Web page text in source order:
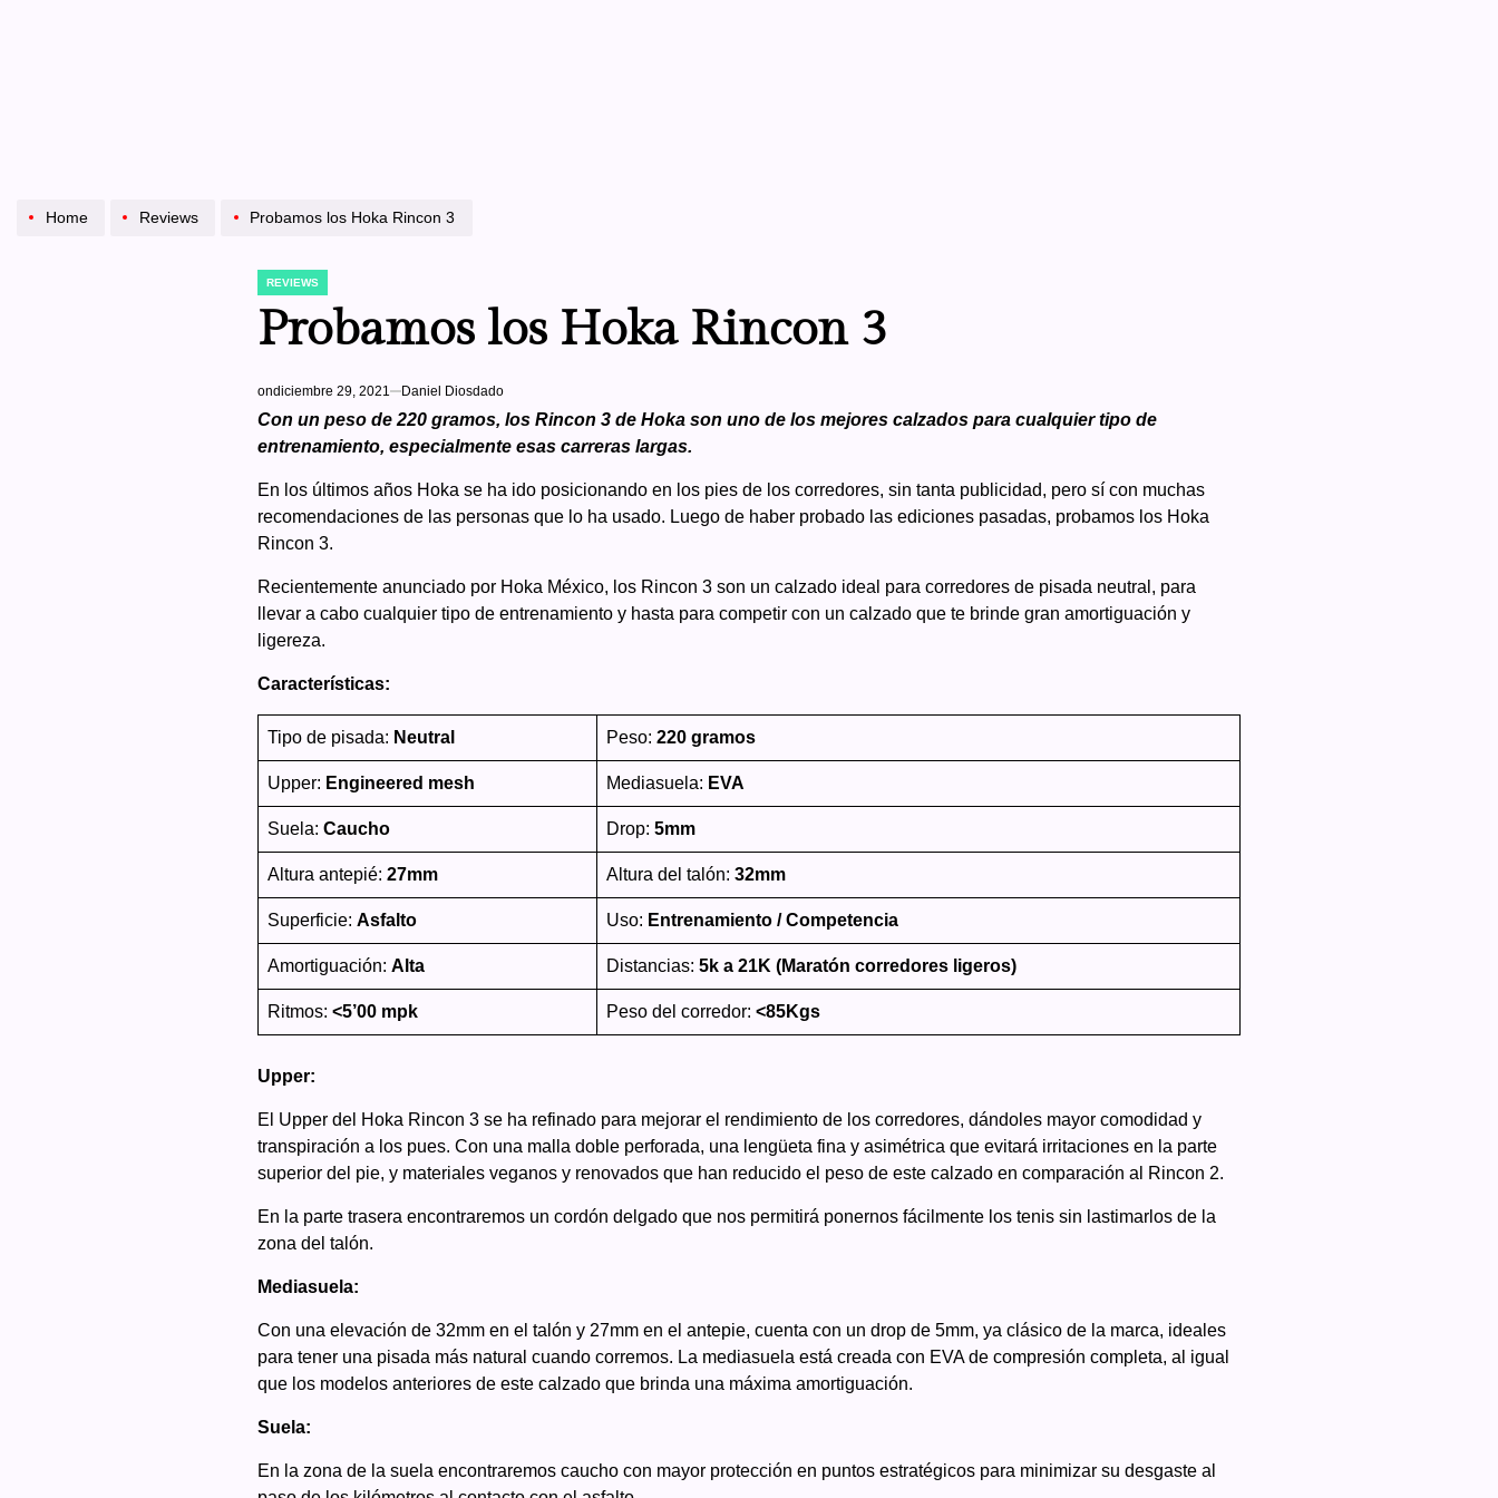
Home Reviews Probamos los Hoka Rincon 3
POSTED
REVIEWS
Probamos los Hoka Rincon 3
ondiciembre 29, 2021 Daniel Diosdado
Con un peso de 220 gramos, los Rincon 3 de Hoka son uno de los mejores calzados para cualquier tipo de
entrenamiento, especialmente esas carreras largas.
En los últimos años Hoka se ha ido posicionando en los pies de los corredores, sin tanta publicidad, pero sí con muchas
recomendaciones de las personas que lo ha usado. Luego de haber probado las ediciones pasadas, probamos los Hoka
Rincon 3.
Recientemente anunciado por Hoka México, los Rincon 3 son un calzado ideal para corredores de pisada neutral, para
llevar a cabo cualquier tipo de entrenamiento y hasta para competir con un calzado que te brinde gran amortiguación y
ligereza.
Características:
Tipo de pisada: Neutral Peso: 220 gramos
Upper: Engineered mesh Mediasuela: EVA
Suela: Caucho Drop: 5mm
Altura antepié: 27mm Altura del talón: 32mm
Superficie: Asfalto Uso: Entrenamiento / Competencia
Amortiguación: Alta Distancias: 5k a 21K (Maratón corredores ligeros)
Ritmos: <5’00 mpk Peso del corredor: <85Kgs
Upper:
El Upper del Hoka Rincon 3 se ha refinado para mejorar el rendimiento de los corredores, dándoles mayor comodidad y
transpiración a los pues. Con una malla doble perforada, una lengüeta fina y asimétrica que evitará irritaciones en la parte
superior del pie, y materiales veganos y renovados que han reducido el peso de este calzado en comparación al Rincon 2.
En la parte trasera encontraremos un cordón delgado que nos permitirá ponernos fácilmente los tenis sin lastimarlos de la
zona del talón.
Mediasuela:
Con una elevación de 32mm en el talón y 27mm en el antepie, cuenta con un drop de 5mm, ya clásico de la marca, ideales
para tener una pisada más natural cuando corremos. La mediasuela está creada con EVA de compresión completa, al igual
que los modelos anteriores de este calzado que brinda una máxima amortiguación.
Suela:
En la zona de la suela encontraremos caucho con mayor protección en puntos estratégicos para minimizar su desgaste al